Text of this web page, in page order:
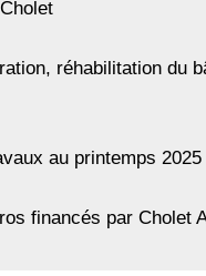
réhabilitation du
au printemps
financés par Cholet